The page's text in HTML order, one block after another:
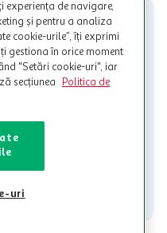
sau pentru alte
si Conditii. Auchan
Cardului in perioada in
in care sunt efectuate
de utilizarea al Cardului.
dispozitie.
experiența de navigare,
și pentru a analiza
cookie-urile”, îți exprimi
gestiona în orice moment
"Setări cookie-uri", iar
secțiunea
Politica de
uri